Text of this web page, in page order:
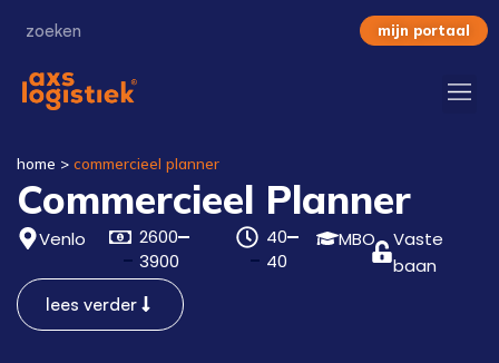
mijn portaal
home > commercieel planner
Commercieel Planner
Venlo
2600
3900
40
40
MBO
Vaste
baan
lees verder